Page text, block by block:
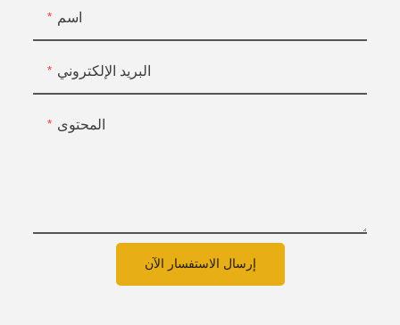
اسم
البريد الإلكتروني
المحتوى
إرسال الاستفسار الآن